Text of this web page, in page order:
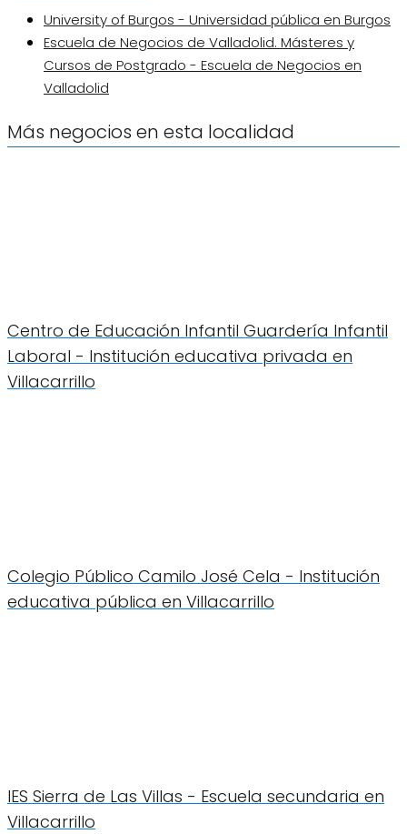
University of Burgos - Universidad pública en Burgos
Escuela de Negocios de Valladolid. Másteres y
Cursos de Postgrado - Escuela de Negocios en
Valladolid
Más negocios en esta localidad
Centro de Educación Infantil Guardería Infantil
Laboral - Institución educativa privada en
Villacarrillo
Colegio Público Camilo José Cela - Institución
educativa pública en Villacarrillo
IES Sierra de Las Villas - Escuela secundaria en
Villacarrillo